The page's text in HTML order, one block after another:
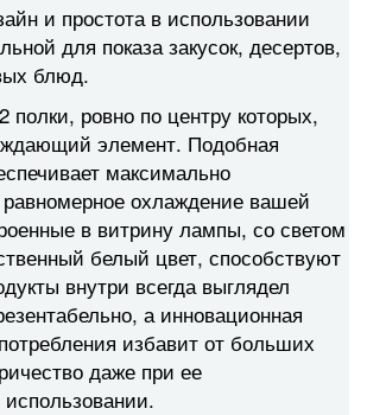
и простота в использовании
для показа закусок, десертов,
блюд.
полки, ровно по центру которых,
элемент. Подобная
максимально
охлаждение вашей
в витрину лампы, со светом
белый цвет, способствуют
внутри всегда выглядел
а инновационная
избавит от больших
даже при ее
использовании.